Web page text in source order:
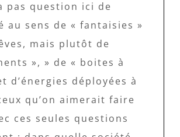
pas question ici de
au sens de « fantaisies »
mais plutôt de
», » de « boites à
d’énergies déployées à
qu’on aimerait faire
ces seules questions